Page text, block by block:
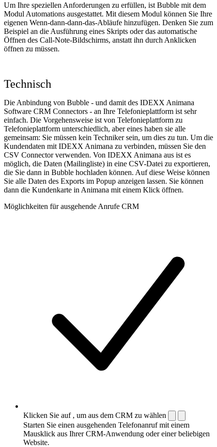
Um Ihre speziellen Anforderungen zu erfüllen, ist Bubble mit dem
Modul Automations ausgestattet. Mit diesem Modul können Sie Ihre
eigenen Wenn-dann-dann-das-Abläufe hinzufügen. Denken Sie zum
Beispiel an die Ausführung eines Skripts oder das automatische
Öffnen des Call-Note-Bildschirms, anstatt ihn durch Anklicken
öffnen zu müssen.
Technisch
Die Anbindung von Bubble - und damit des IDEXX Animana
Software CRM Connectors - an Ihre Telefonieplattform ist sehr
einfach. Die Vorgehensweise ist von Telefonieplattform zu
Telefonieplattform unterschiedlich, aber eines haben sie alle
gemeinsam: Sie müssen kein Techniker sein, um dies zu tun. Um die
Kundendaten mit IDEXX Animana zu verbinden, müssen Sie den
CSV Connector verwenden. Von IDEXX Animana aus ist es
möglich, die Daten (Mailingliste) in eine CSV-Datei zu exportieren,
die Sie dann in Bubble hochladen können. Auf diese Weise können
Sie alle Daten des Exports im Popup anzeigen lassen. Sie können
dann die Kundenkarte in Animana mit einem Klick öffnen.
Möglichkeiten für ausgehende Anrufe CRM
Klicken Sie auf , um aus dem CRM zu wählen
Starten Sie einen ausgehenden Telefonanruf mit einem
Mausklick aus Ihrer CRM-Anwendung oder einer beliebigen
Website.